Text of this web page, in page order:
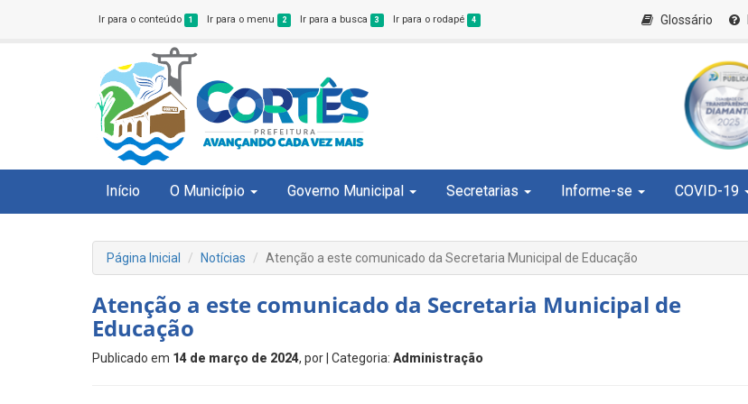
Ir para o conteúdo 1 Ir para o menu 2 Ir para a busca 3 Ir para o rodapé 4 Glossário
Início O Município Governo Municipal Secretarias Informe-se COVID-19
Página Inicial Notícias Atenção a este comunicado da Secretaria Municipal de Educação
Atenção a este comunicado da Secretaria Municipal de
Educação
Publicado em 14 de março de 2024, por | Categoria: Administração